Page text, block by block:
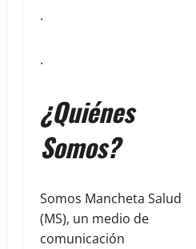
.
.
¿Quiénes
Somos?
Somos Mancheta Salud
(MS), un medio de
comunicación